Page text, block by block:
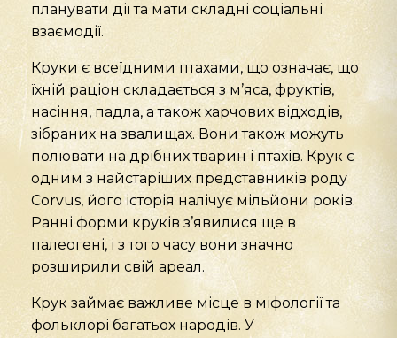
планувати дії та мати складні соціальні
взаємодії.
Круки є всеїдними птахами, що означає, що
їхній раціон складається з м’яса, фруктів,
насіння, падла, а також харчових відходів,
зібраних на звалищах. Вони також можуть
полювати на дрібних тварин і птахів. Крук є
одним з найстаріших представників роду
Corvus, його історія налічує мільйони років.
Ранні форми круків з’явилися ще в
палеогені, і з того часу вони значно
розширили свій ареал.
Крук займає важливе місце в міфології та
фольклорі багатьох народів. У